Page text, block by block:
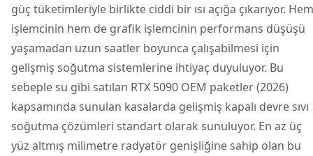
güç tüketimleriyle birlikte ciddi bir ısı açığa çıkarıyor. Hem
işlemcinin hem de grafik işlemcinin performans düşüşü
yaşamadan uzun saatler boyunca çalışabilmesi için
gelişmiş soğutma sistemlerine ihtiyaç duyuluyor. Bu
sebeple su gibi satılan RTX 5090 OEM paketler (2026)
kapsamında sunulan kasalarda gelişmiş kapalı devre sıvı
soğutma çözümleri standart olarak sunuluyor. En az üç
yüz altmış milimetre radyatör genişliğine sahip olan bu